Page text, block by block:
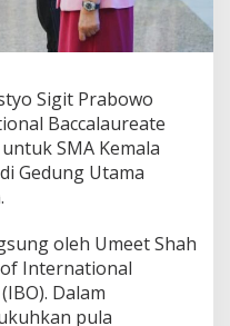
Sigit Prabowo
Baccalaureate
SMA Kemala
Gedung Utama
oleh Umeet Shah
International
Dalam
pula